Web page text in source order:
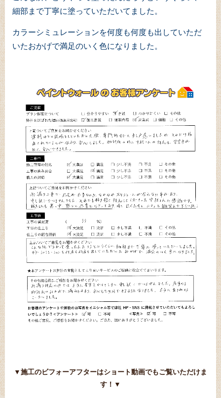
細部まで丁寧に塗っていただいてました。
カラーシミュレーションを何度も何度も出していただ
いたおかげで満足のいく色になりました。
▼施工のビフォーアフターはショート動画でもご覧いただけま
す！▼